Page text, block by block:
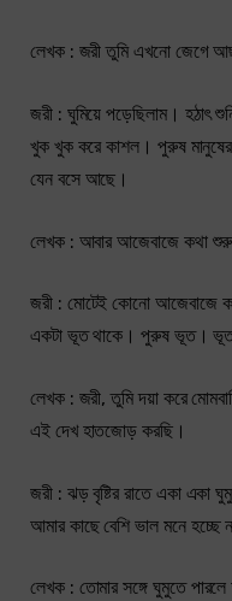
লেখক : জরী তুমি এখনো জেগে
জরী : ঘুমিয়ে পড়েছিলাম। হঠাৎ
খুক খুক করে কাশল। পুরুষ
যেন বসে আছে।
লেখক : আবার আজেবাজে কথা
জরী : মোটেই কোনো আজেবাজে
একটা ভূত থাকে। পুরুষ ভূত।
লেখক : জরী, তুমি দয়া করে
এই দেখ হাতজোড় করছি।
জরী : ঝড় বৃষ্টির রাতে একা একা
আমার কাছে বেশি ভাল মনে হচ্ছে
লেখক : তোমার সঙ্গে ঘুমুতে